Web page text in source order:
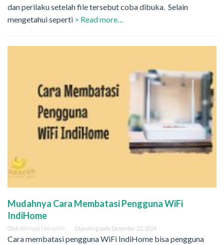
dan perilaku setelah file tersebut coba dibuka. Selain
mengetahui seperti > Read more…
Mudahnya Cara Membatasi Pengguna WiFi
IndiHome
Oleh Akhmad Norrahim Diposting pada Desember 22, 2024
Cara membatasi pengguna WiFi IndiHome bisa pengguna